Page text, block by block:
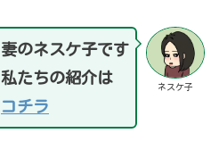
ネスケ子
妻のネスケ子です
私たちの紹介は
コチラ